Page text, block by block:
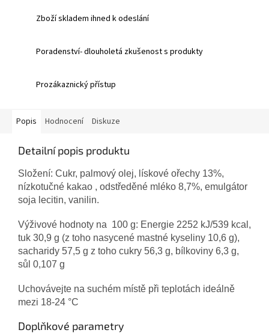
Zboží skladem ihned k odeslání
Poradenství- dlouholetá zkušenost s produkty
Prozákaznický přístup
Popis Hodnocení Diskuze
Detailní popis produktu
Složení: Cukr, palmový olej, lískové ořechy 13%,
nízkotučné kakao , odstředěné mléko 8,7%, emulgátor
soja lecitin, vanilin.
Výživové hodnoty na 100 g: Energie 2252 kJ/539 kcal,
tuk 30,9 g (z toho nasycené mastné kyseliny 10,6 g),
sacharidy 57,5 g z toho cukry 56,3 g, bílkoviny 6,3 g,
sůl 0,107 g
Uchovávejte na suchém místě při teplotách ideálně
mezi 18-24 °C
Doplňkové parametry